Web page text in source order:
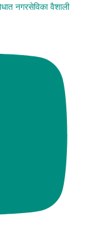
नगरसेविका वैशाली